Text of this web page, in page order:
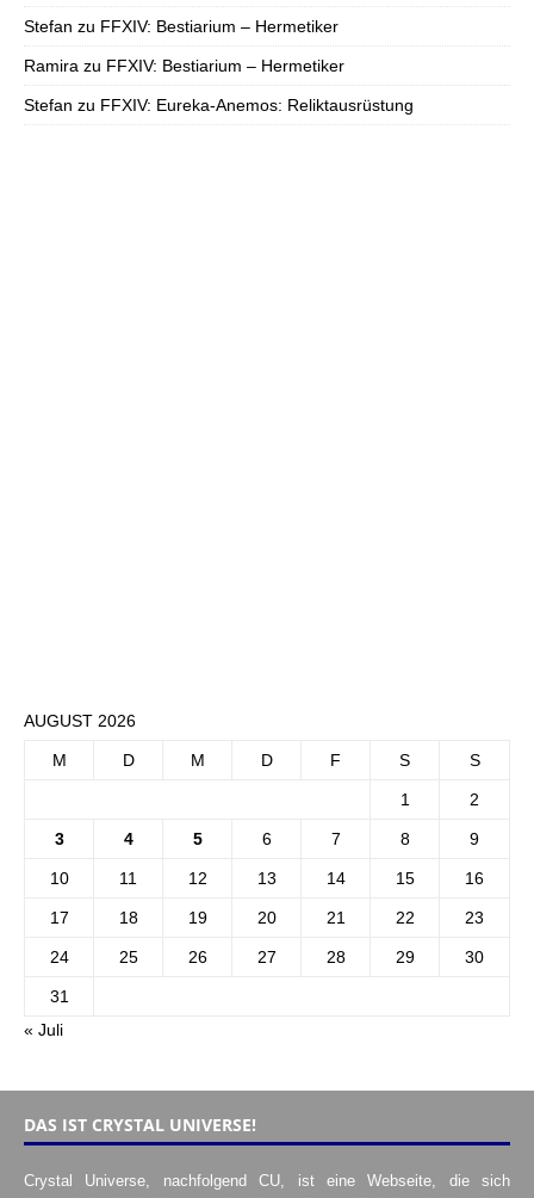
Stefan zu FFXIV: Bestiarium – Hermetiker
Ramira zu FFXIV: Bestiarium – Hermetiker
Stefan zu FFXIV: Eureka-Anemos: Reliktausrüstung
AUGUST 2026
M D M D F S S
1 2
3 4 5 6 7 8 9
10 11 12 13 14 15 16
17 18 19 20 21 22 23
24 25 26 27 28 29 30
31
« Juli
DAS IST CRYSTAL UNIVERSE!
Crystal Universe, nachfolgend CU, ist eine Webseite, die sich